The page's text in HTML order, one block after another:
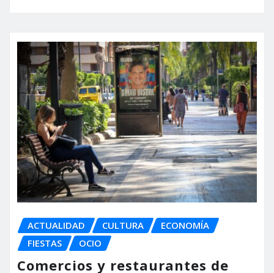
ACTUALIDAD CULTURA
ECONOMÍA
FIESTAS
OCIO
Comercios y restaurantes de